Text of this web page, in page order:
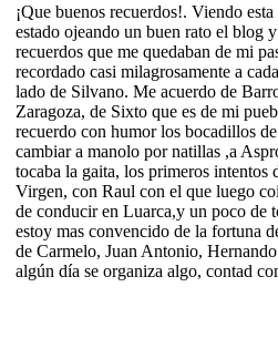
¡Que buenos recuerdos!. Viendo
estado ojeando un buen rato el blog
recuerdos que me quedaban de mi
recordado casi milagrosamente a
lado de Silvano. Me acuerdo de
Zaragoza, de Sixto que es de mi
recuerdo con humor los bocadillos
cambiar a manolo por natillas ,a
tocaba la gaita, los primeros intentos
Virgen, con Raul con el que luego
de conducir en Luarca,y un poco de
estoy mas convencido de la fortuna
de Carmelo, Juan Antonio,
algún día se organiza algo, contad